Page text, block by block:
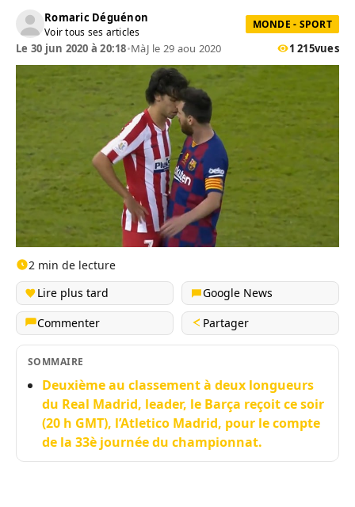
Romaric Déguénon
Voir tous ses articles
MONDE - SPORT
Le 30 jun 2020 à 20:18•MàJ le 29 aou 2020 1 215vues
2 min de lecture
Lire plus tard
Google News
Commenter
Partager
SOMMAIRE
Deuxième au classement à deux longueurs
du Real Madrid, leader, le Barça reçoit ce soir
(20 h GMT), l’Atletico Madrid, pour le compte
de la 33è journée du championnat.